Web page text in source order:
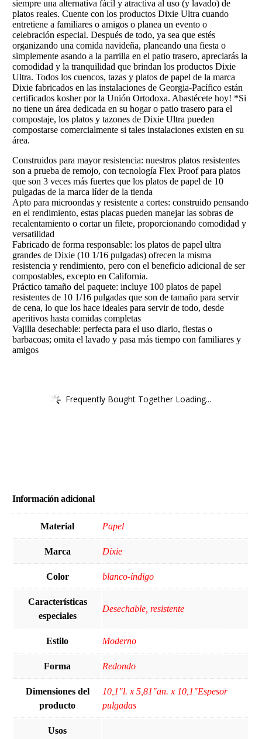
siempre una alternativa fácil y atractiva al uso (y lavado) de
platos reales. Cuente con los productos Dixie Ultra cuando
entretiene a familiares o amigos o planea un evento o
celebración especial. Después de todo, ya sea que estés
organizando una comida navideña, planeando una fiesta o
simplemente asando a la parrilla en el patio trasero, apreciarás la
comodidad y la tranquilidad que brindan los productos Dixie
Ultra. Todos los cuencos, tazas y platos de papel de la marca
Dixie fabricados en las instalaciones de Georgia-Pacífico están
certificados kosher por la Unión Ortodoxa. Abastécete hoy! *Si
no tiene un área dedicada en su hogar o patio trasero para el
compostaje, los platos y tazones de Dixie Ultra pueden
compostarse comercialmente si tales instalaciones existen en su
área.
Construidos para mayor resistencia: nuestros platos resistentes
son a prueba de remojo, con tecnología Flex Proof para platos
que son 3 veces más fuertes que los platos de papel de 10
pulgadas de la marca líder de la tienda
Apto para microondas y resistente a cortes: construido pensando
en el rendimiento, estas placas pueden manejar las sobras de
recalentamiento o cortar un filete, proporcionando comodidad y
versatilidad
Fabricado de forma responsable: los platos de papel ultra
grandes de Dixie (10 1/16 pulgadas) ofrecen la misma
resistencia y rendimiento, pero con el beneficio adicional de ser
compostables, excepto en California.
Práctico tamaño del paquete: incluye 100 platos de papel
resistentes de 10 1/16 pulgadas que son de tamaño para servir
de cena, lo que los hace ideales para servir de todo, desde
aperitivos hasta comidas completas
Vajilla desechable: perfecta para el uso diario, fiestas o
barbacoas; omita el lavado y pasa más tiempo con familiares y
amigos
Frequently Bought Together Loading...
Información adicional
Material Papel
Marca Dixie
Color blanco-índigo
Características
especiales
Desechable, resistente
Estilo Moderno
Forma ‎Redondo
Dimensiones del
producto
10,1"l. x 5,81"an. x 10,1"Espesor
pulgadas
Usos